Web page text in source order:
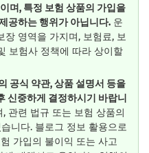
며, 특정 보험 상품의 가입을
공하는 행위가 아닙니다. 운
장 영역을 가지며, 보험료, 보
보험사 정책에 따라 상이할
공식 약관, 상품 설명서 등을
신중하게 결정하시기 바랍니
관련 법규 또는 보험 상품의
니다. 블로그 정보 활용으로
가입의 불이익 또는 사고